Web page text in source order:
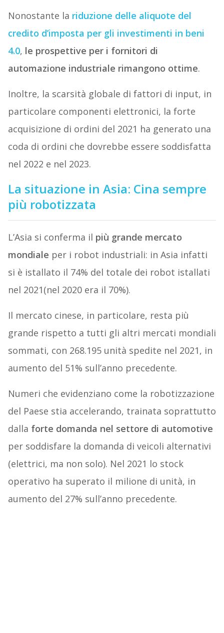
Nonostante la riduzione delle aliquote del
credito d’imposta per gli investimenti in beni
4.0, le prospettive per i fornitori di
automazione industriale rimangono ottime.
Inoltre, la scarsità globale di fattori di input, in
particolare componenti elettronici, la forte
acquisizione di ordini del 2021 ha generato una
coda di ordini che dovrebbe essere soddisfatta
nel 2022 e nel 2023.
La situazione in Asia: Cina sempre
più robotizzata
L’Asia si conferma il più grande mercato
mondiale per i robot industriali: in Asia infatti
si è istallato il 74% del totale dei robot istallati
nel 2021(nel 2020 era il 70%).
Il mercato cinese, in particolare, resta più
grande rispetto a tutti gli altri mercati mondiali
sommati, con 268.195 unità spedite nel 2021, in
aumento del 51% sull’anno precedente.
Numeri che evidenziano come la robotizzazione
del Paese stia accelerando, trainata soprattutto
dalla forte domanda nel settore di automotive
per soddisfare la domanda di veicoli alternativi
(elettrici, ma non solo). Nel 2021 lo stock
operativo ha superato il milione di unità, in
aumento del 27% sull’anno precedente.